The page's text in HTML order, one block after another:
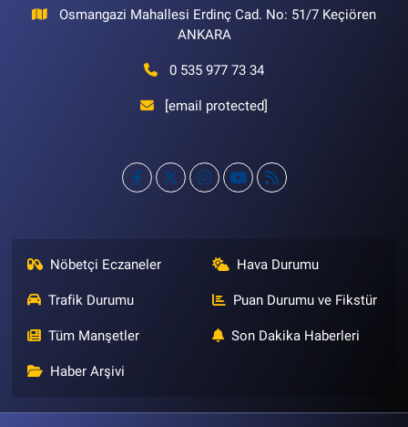
Osmangazi Mahallesi Erdinç Cad. No: 51/7 Keçiören
ANKARA
0 535 977 73 34
[email protected]
Nöbetçi Eczaneler Hava Durumu
Trafik Durumu Puan Durumu ve Fikstür
Tüm Manşetler Son Dakika Haberleri
Haber Arşivi